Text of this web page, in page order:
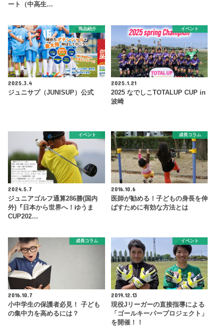
ート（中高生…
商品紹介
2025.3.4
ジュニサプ（JUNISUP）公式
イベント
2025.1.21
2025 なでしこTOTALUP CUP in
波崎
イベント
2024.5.7
ジュニアゴルフ通算286勝(国内
外)『日本から世界へ！ゆうま
CUP202…
成長コラム
2016.10.6
医師が勧める！子どもの身長を伸
ばすために有効な方法とは
成長コラム
2016.10.7
小中学生の保護者必見！ 子ども
の集中力を高めるには？
イベント
2019.12.13
現役Jリーガーの直接指導による
「ゴールキーパープロジェクト」
を開催！！